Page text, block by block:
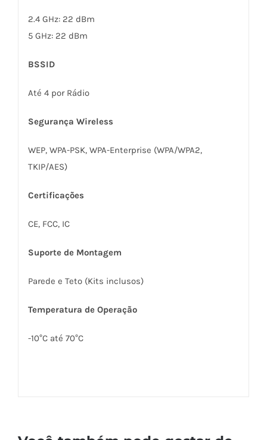
2.4 GHz: 22 dBm
5 GHz: 22 dBm
BSSID
Até 4 por Rádio
Segurança Wireless
WEP, WPA-PSK, WPA-Enterprise (WPA/WPA2,
TKIP/AES)
Certificações
CE, FCC, IC
Suporte de Montagem
Parede e Teto (Kits inclusos)
Temperatura de Operação
-10°C até 70°C